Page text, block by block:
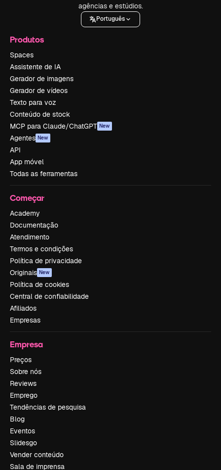
agências e estúdios.
Português
Produtos
Spaces
Assistente de IA
Gerador de imagens
Gerador de vídeos
Texto para voz
Conteúdo de stock
MCP para Claude/ChatGPT New
Agentes New
API
App móvel
Todas as ferramentas
Começar
Academy
Documentação
Atendimento
Termos e condições
Política de privacidade
Originais New
Política de cookies
Central de confiabilidade
Afiliados
Empresas
Empresa
Preços
Sobre nós
Reviews
Emprego
Tendências de pesquisa
Blog
Eventos
Slidesgo
Vender conteúdo
Sala de imprensa